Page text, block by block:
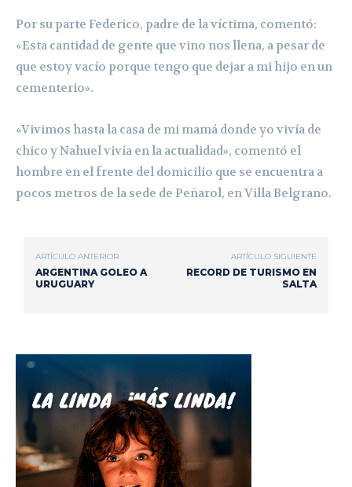
Por su parte Federico, padre de la víctima, comentó:
«Esta cantidad de gente que vino nos llena, a pesar de
que estoy vacío porque tengo que dejar a mi hijo en un
cementerio».
«Vivimos hasta la casa de mi mamá donde yo vivía de
chico y Nahuel vivía en la actualidad», comentó el
hombre en el frente del domicilio que se encuentra a
pocos metros de la sede de Peñarol, en Villa Belgrano.
ARTÍCULO ANTERIOR
ARGENTINA GOLEO A
URUGUARY
ARTÍCULO SIGUIENTE
RECORD DE TURISMO EN
SALTA